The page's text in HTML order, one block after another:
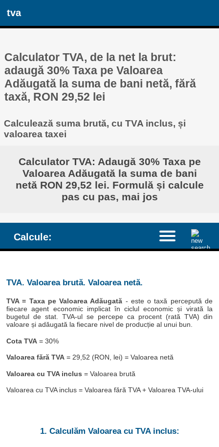
tva
Calculator TVA, de la net la brut:
adaugă 30% Taxa pe Valoarea
Adăugată la suma de bani netă, fără
taxă, RON 29,52 lei
Calculează suma brută, cu TVA inclus, și
valoarea taxei
Calculator TVA: Adaugă 30% Taxa pe
Valoarea Adăugată la suma de bani
netă RON 29,52 lei. Formulă și calcule
pas cu pas, mai jos
Calcule:
TVA. Valoarea brută. Valoarea netă.
TVA = Taxa pe Valoarea Adăugată - este o taxă percepută de
fiecare agent economic implicat în ciclul economic și virată la
bugetul de stat. TVA-ul se percepe ca procent (rată TVA) din
valoare și adăugată la fiecare nivel de producție al unui bun.
Cota TVA = 30%
Valoarea fără TVA = 29,52 (RON, lei) = Valoarea netă
Valoarea cu TVA inclus = Valoarea brută
Valoarea cu TVA inclus = Valoarea fără TVA + Valoarea TVA-ului
1. Calculăm Valoarea cu TVA inclus: